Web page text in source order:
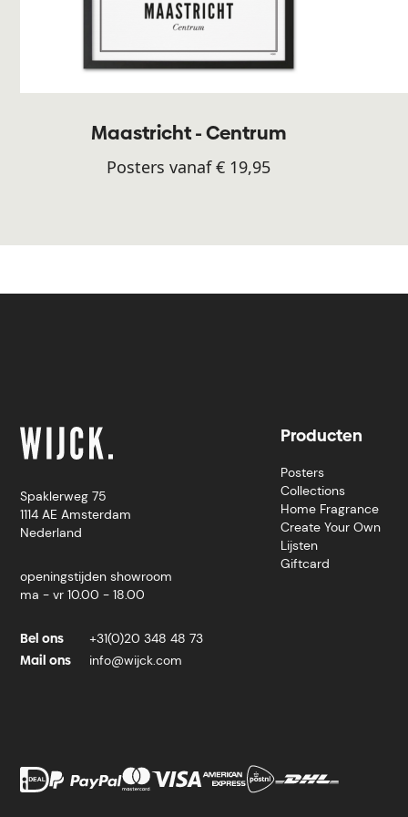
Maastricht - Centrum
Posters vanaf € 19,95
Spaklerweg 75
1114 AE Amsterdam
Nederland
openingstijden showroom
ma - vr 10.00 - 18.00
Bel ons +31(0)20 348 48 73
Mail ons info@wijck.com
Producten
Posters
Collections
Home Fragrance
Create Your Own
Lijsten
Giftcard